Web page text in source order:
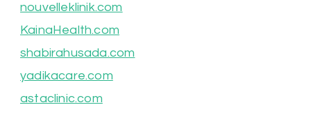
nouvelleklinik.com
KainaHealth.com
shabirahusada.com
yadikacare.com
astaclinic.com